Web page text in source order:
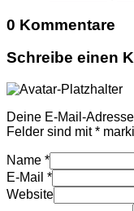
0 Kommentare
Schreibe einen
Deine E-Mail-
Felder sind mit*
Name *
E-Mail *
Website